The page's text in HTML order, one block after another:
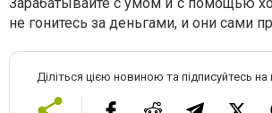
не гонитесь за деньгами, и они сами
Діліться цією новиною та підписуйтесь на